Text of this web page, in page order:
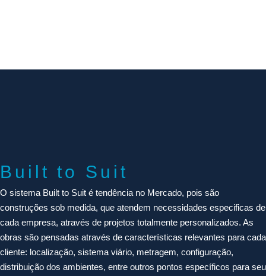
Built to Suit
O sistema Built to Suit é tendência no Mercado, pois são
construções sob medida, que atendem necessidades especificas de
cada empresa, através de projetos totalmente personalizados. As
obras são pensadas através de características relevantes para cada
cliente: localização, sistema viário, metragem, configuração,
distribuição dos ambientes, entre outros pontos específicos para seu